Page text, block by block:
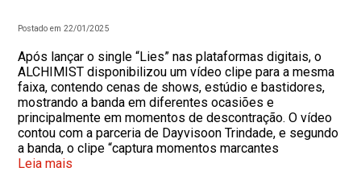
Postado em 22/01/2025
Após lançar o single “Lies” nas plataformas digitais, o
ALCHIMIST disponibilizou um vídeo clipe para a mesma
faixa, contendo cenas de shows, estúdio e bastidores,
mostrando a banda em diferentes ocasiões e
principalmente em momentos de descontração. O vídeo
contou com a parceria de Dayvisoon Trindade, e segundo
a banda, o clipe “captura momentos marcantes
Leia mais